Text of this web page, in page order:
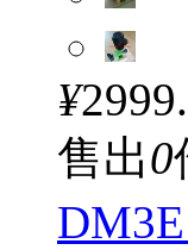
¥
售出0